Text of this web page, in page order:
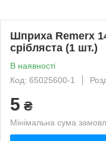
Шприха Remerx
срібляста (1 шт.)
В наявності
Код: 65025600-1
5 ₴
Мінімальна сума